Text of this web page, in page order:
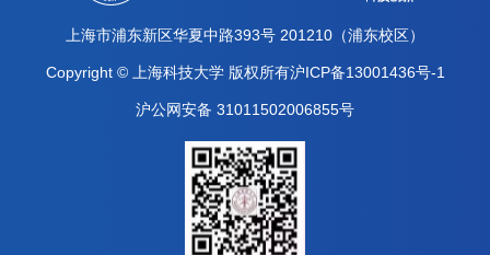
上海市浦东新区华夏中路393号 201210（浦东校区）
Copyright © 上海科技大学 版权所有沪ICP备13001436号-1
沪公网安备 31011502006855号